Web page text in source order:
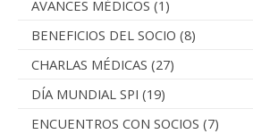
AVANCES MÉDICOS (1)
BENEFICIOS DEL SOCIO (8)
CHARLAS MÉDICAS (27)
DÍA MUNDIAL SPI (19)
ENCUENTROS CON SOCIOS (7)